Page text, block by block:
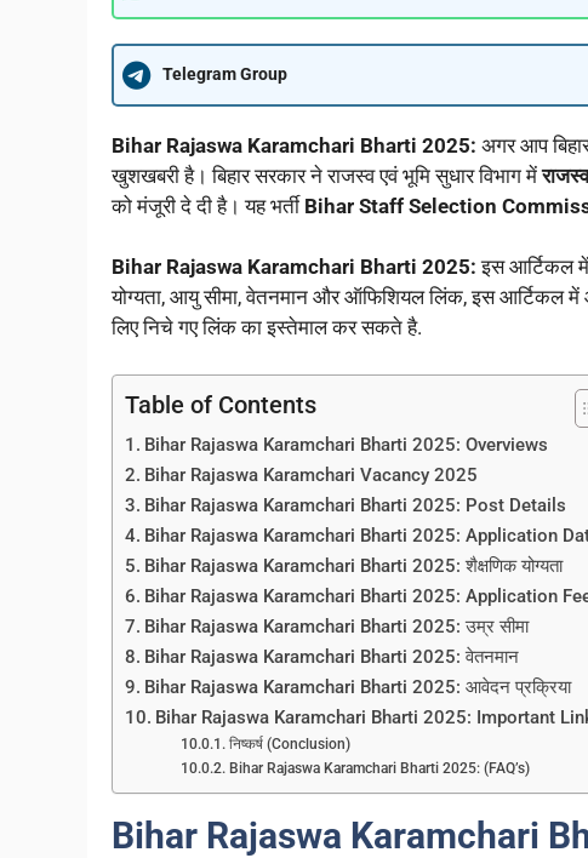
Telegram Group
Bihar Rajaswa Karamchari Bharti 2025: अगर आप
खुशखबरी है। बिहार सरकार ने राजस्व एवं भूमि सुधार विभाग में
को मंजूरी दे दी है। यह भर्ती Bihar Staff Selection
Bihar Rajaswa Karamchari Bharti 2025: इस आर्टिकल में
योग्यता, आयु सीमा, वेतनमान और ऑफिशियल लिंक, इस आर्टिकल में
लिए निचे गए लिंक का इस्तेमाल कर सकते है.
Table of Contents
Bihar Rajaswa Karamchari Bharti 2025: Overviews
Bihar Rajaswa Karamchari Vacancy 2025
Bihar Rajaswa Karamchari Bharti 2025: Post Details
Bihar Rajaswa Karamchari Bharti 2025: Application
Bihar Rajaswa Karamchari Bharti 2025: शैक्षणिक योग्यता
Bihar Rajaswa Karamchari Bharti 2025: Application
Bihar Rajaswa Karamchari Bharti 2025: उम्र सीमा
Bihar Rajaswa Karamchari Bharti 2025: वेतनमान
Bihar Rajaswa Karamchari Bharti 2025: आवेदन प्रक्रिया
Bihar Rajaswa Karamchari Bharti 2025: Important
निष्कर्ष (Conclusion)
Bihar Rajaswa Karamchari Bharti 2025: (FAQ’s)
Bihar Rajaswa Karamchari